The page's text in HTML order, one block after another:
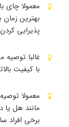
معمولا چای
بهترین
پذیرایی
غالبا
با کیفیت
معمولا
مانند هل یا
برخی افراد